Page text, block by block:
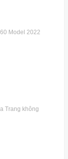
Model 2022
Trang không